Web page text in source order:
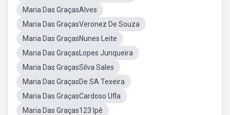
Maria Das GraçasAlves
Maria Das GraçasVeronez De Souza
Maria Das GraçasNunes Leite
Maria Das GraçasLopes Junqueira
Maria Das GraçasSilva Sales
Maria Das GraçasDe SA Texeira
Maria Das GraçasCardoso Ufla
Maria Das Graças123 Ipê